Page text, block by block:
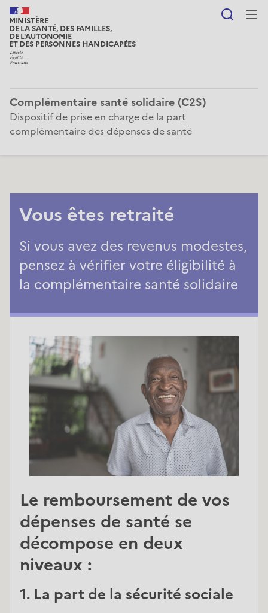
MINISTÈRE
DE LA SANTÉ, DES FAMILLES,
DE L'AUTONOMIE
ET DES PERSONNES HANDICAPÉES
Complémentaire santé solidaire (C2S)
Dispositif de prise en charge de la part
complémentaire des dépenses de santé
Vous êtes retraité
Si vous avez des revenus modestes,
pensez à vérifier votre éligibilité à
la complémentaire santé solidaire
Le remboursement de vos
dépenses de santé se
décompose en deux
niveaux :
1. La part de la sécurité sociale